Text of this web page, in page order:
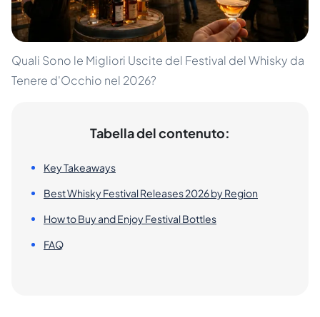
Quali Sono le Migliori Uscite del Festival del Whisky da
Tenere d'Occhio nel 2026?
Tabella del contenuto:
Key Takeaways
Best Whisky Festival Releases 2026 by Region
How to Buy and Enjoy Festival Bottles
FAQ